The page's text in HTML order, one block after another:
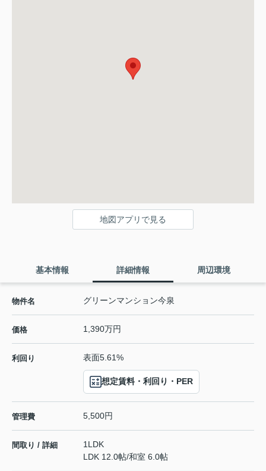
地図アプリで見る
基本情報 詳細情報 周辺環境
物件名 グリーンマンション今泉
価格 1,390万円
利回り 表面5.61%
想定賃料・利回り・PER
管理費 5,500円
間取り / 詳細
1LDK
LDK 12.0帖/和室 6.0帖